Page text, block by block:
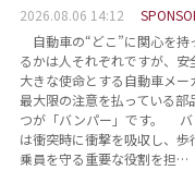
2026.08.06 14:12
自動車の“どこ”に関心を持
るかは人それぞれですが、安
大きな使命とする自動車メー
最大限の注意を払っている部
つが「バンパー」です。 バ
は衝突時に衝撃を吸収し、歩
乗員を守る重要な役割を担…